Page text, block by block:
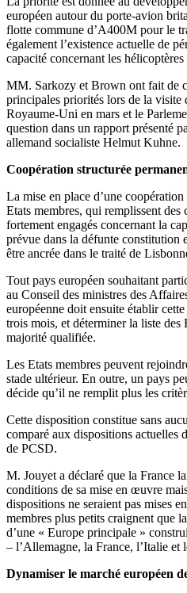
européen autour du porte-avion
flotte commune d’A400M pour le
également l’existence actuelle de
capacité concernant les
MM. Sarkozy et Brown ont fait de
principales priorités lors de la visite
Royaume-Uni en mars et le
question dans un rapport présenté
allemand socialiste Helmut Kuhne.
Coopération structurée
La mise en place d’une
Etats membres, qui remplissent des
fortement engagés concernant la
prévue dans la défunte constitution
être ancrée dans le traité de
Tout pays européen souhaitant
au Conseil des ministres des
européenne doit ensuite établir
trois mois, et déterminer la liste des
majorité qualifiée.
Les Etats membres peuvent
stade ultérieur. En outre, un pays
décide qu’il ne remplit plus les
Cette disposition constitue sans
comparé aux dispositions actuelles
de PCSD.
M. Jouyet a déclaré que la France
conditions de sa mise en œuvre
dispositions ne seraient pas mises
membres plus petits craignent que
d’une « Europe principale »
– l’Allemagne, la France, l’Italie et
Dynamiser le marché européen